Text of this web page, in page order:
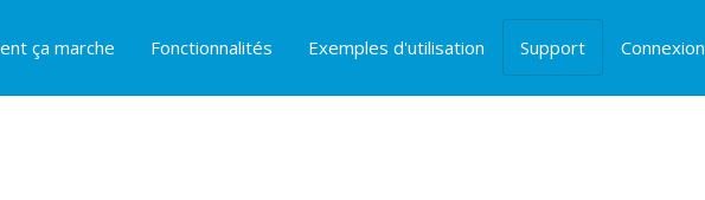
ça marche Fonctionnalités Exemples d'utilisation Support Connexion